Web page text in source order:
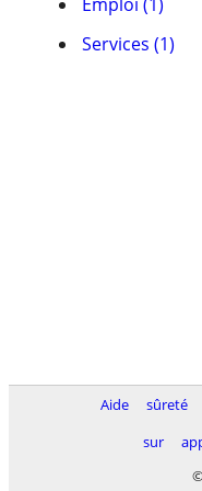
Services (1)
Aide sûreté
sur